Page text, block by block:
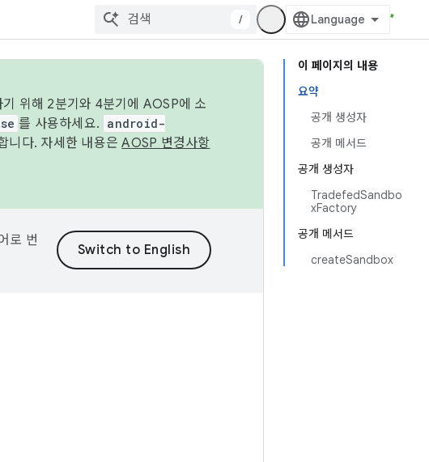
/
이 페이지의 내용
요약
공개 생성자
공개 메서드
공개 생성자
TradefedSandbo
xFactory
공개 메서드
createSandbox
위해 2분기와 4분기에 AOSP에 소
를 사용하세요. android-
니다. 자세한 내용은AOSP 변경사항
로 번